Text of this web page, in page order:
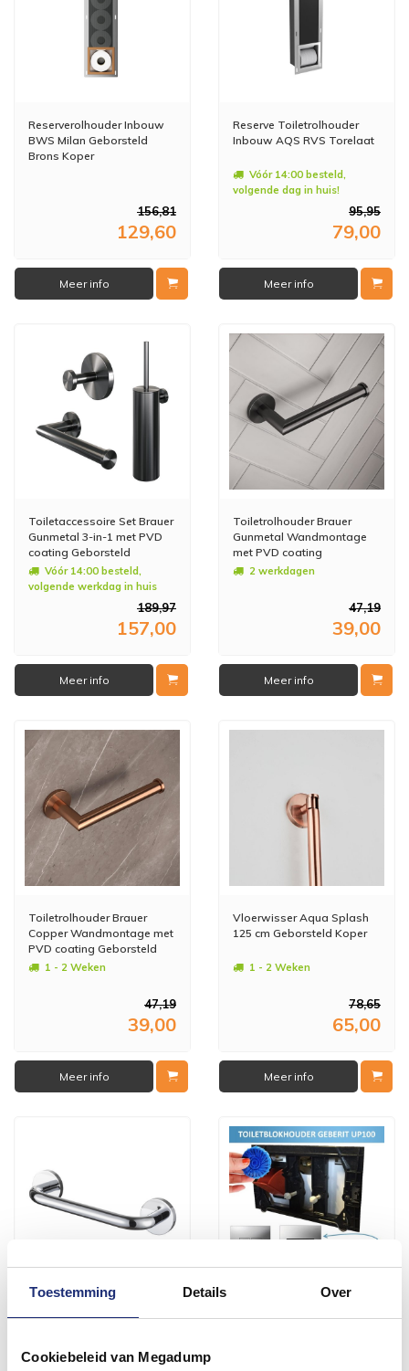
Toestemming Details Over
Cookiebeleid van Megadump
Reserverolhouder Inbouw
BWS Milan Geborsteld
Brons Koper
156,81
129,60
Meer info
Reserve Toiletrolhouder
Inbouw AQS RVS Torelaat
Vóór 14:00 besteld,
volgende dag in huis!
95,95
79,00
Meer info
Toiletaccessoire Set Brauer
Gunmetal 3-in-1 met PVD
coating Geborsteld
Gunmetal
Vóór 14:00 besteld,
volgende werkdag in huis
189,97
157,00
Meer info
Toiletrolhouder Brauer
Gunmetal Wandmontage
met PVD coating
Geborsteld Gunmetal
2 werkdagen
47,19
39,00
Meer info
Toiletrolhouder Brauer
Copper Wandmontage met
PVD coating Geborsteld
Koper1 - 2 Weken
47,19
39,00
Meer info
Vloerwisser Aqua Splash
125 cm Geborsteld Koper
1 - 2 Weken
78,65
65,00
Meer info
1 - 2 Weken